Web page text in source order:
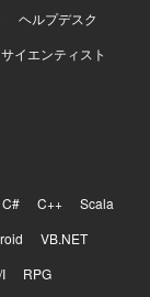
ヘルプデスク
イエンティスト
C# C++
Scala
VB.NET
RPG